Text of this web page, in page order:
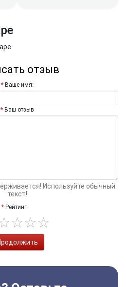
отзыв
Ваше имя:
Ваш отзыв
Используйте обычный
текст!
Рейтинг